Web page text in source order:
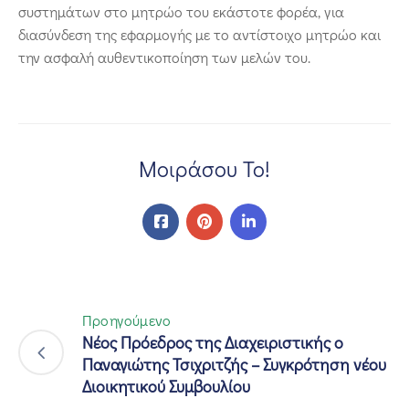
συστημάτων στο μητρώο του εκάστοτε φορέα, για
διασύνδεση της εφαρμογής με το αντίστοιχο μητρώο και
την ασφαλή αυθεντικοποίηση των μελών του.
Μοιράσου Το!
Προηγούμενο
Νέος Πρόεδρος της Διαχειριστικής ο
Παναγιώτης Τσιχριτζής – Συγκρότηση νέου
Διοικητικού Συμβουλίου